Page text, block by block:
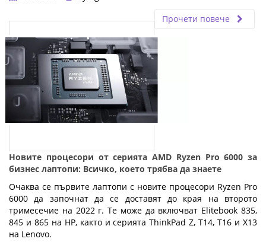
Прочети повече
Новите процесори от серията AMD Ryzen Pro 6000 за
бизнес лаптопи: Всичко, което трябва да знаете
Очаква се първите лаптопи с новите процесори Ryzen Pro
6000 да започнат да се доставят до края на второто
тримесечие на 2022 г. Те може да включват Elitebook 835,
845 и 865 на HP, както и серията ThinkPad Z, T14, T16 и X13
на Lenovo.